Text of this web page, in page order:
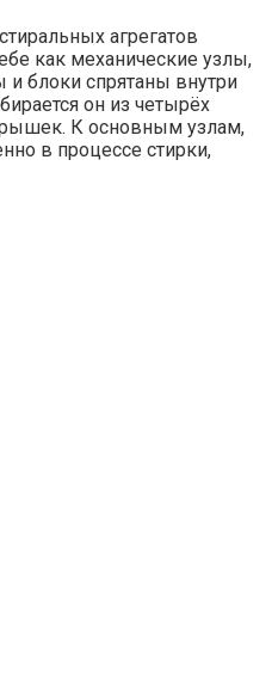
агрегатов
как механические узлы,
и блоки спрятаны внутри
он из четырёх
К основным узлам,
в процессе стирки,